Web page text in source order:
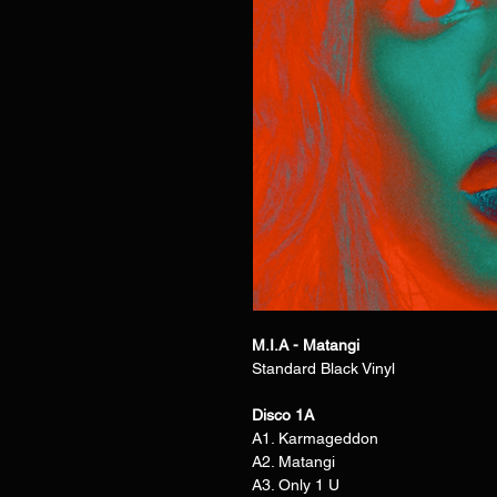
M.I.A - Matangi
Standard Black Vinyl
Disco 1A
A1. Karmageddon
A2. Matangi
A3. Only 1 U